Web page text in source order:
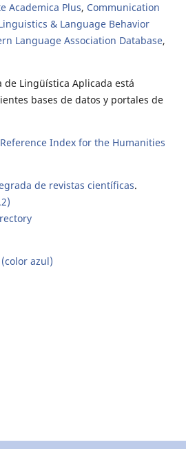
Academica Plus, Communication
& Language Behavior
Language Association Database,
Lingüística Aplicada está
bases de datos y portales de
Reference Index for the Humanities
de revistas científicas.
azul)